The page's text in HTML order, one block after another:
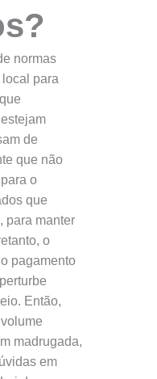
normas
para
de
que não
o
que
para manter
o
pagamento
Então,
madrugada,
em